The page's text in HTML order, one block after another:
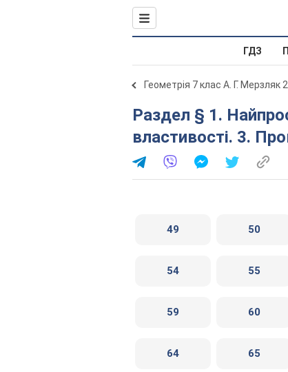
ГДЗ
Геометрія 7 клас А. Г. Мерзляк
Раздел § 1. Найпростіші геометричні фігури та їхні
властивості. 3.
49 50
54 55
59 60
64 65